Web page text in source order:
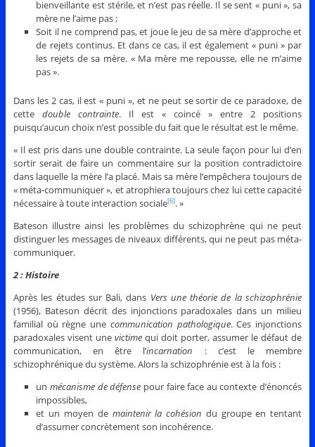
bienveillante est stérile, et n’est pas réelle. Il se sent « puni », sa
mère ne l’aime pas ;
Soit il ne comprend pas, et joue le jeu de sa mère d’approche et
de rejets continus. Et dans ce cas, il est également « puni » par
les rejets de sa mère. « Ma mère me repousse, elle ne m’aime
pas ».
Dans les 2 cas, il est « puni », et ne peut se sortir de ce paradoxe, de
cette double contrainte. Il est « coincé » entre 2 positions
puisqu’aucun choix n’est possible du fait que le résultat est le même.
« Il est pris dans une double contrainte. La seule façon pour lui d’en
sortir serait de faire un commentaire sur la position contradictoire
dans laquelle la mère l’a placé. Mais sa mère l’empêchera toujours de
« méta-communiquer », et atrophiera toujours chez lui cette capacité
nécessaire à toute interaction sociale[6]. »
Bateson illustre ainsi les problèmes du schizophrène qui ne peut
distinguer les messages de niveaux différents, qui ne peut pas méta-
communiquer.
2 : Histoire
Après les études sur Bali, dans Vers une théorie de la schizophrénie
(1956), Bateson décrit des injonctions paradoxales dans un milieu
familial où règne une communication pathologique. Ces injonctions
paradoxales visent une victime qui doit porter, assumer le défaut de
communication, en être l’incarnation : c’est le membre
schizophrénique du système. Alors la schizophrénie est à la fois :
unmécanisme de défense pour faire face au contexte d’énoncés
impossibles,
et un moyen de maintenir la cohésion du groupe en tentant
d’assumer concrètement son incohérence.